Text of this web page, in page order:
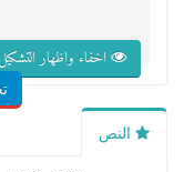
اخفاء واظهار التشكيل
النص